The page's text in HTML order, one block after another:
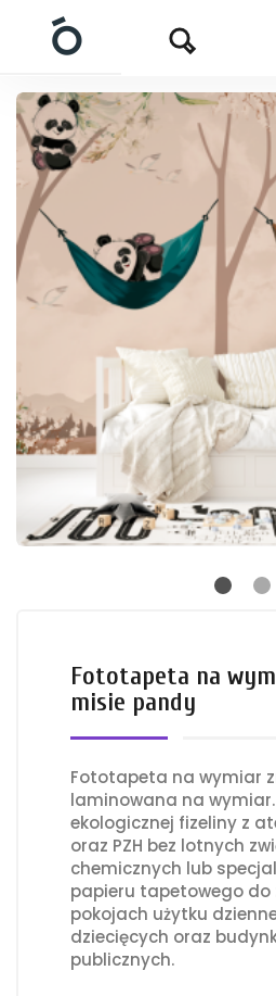
Fototapeta na
misie pandy
Fototapeta na wymiar
laminowana na
ekologicznej fizeliny z
oraz PZH bez lotnych
chemicznych lub
papieru tapetowego
pokojach użytku
dziecięcych oraz
publicznych.